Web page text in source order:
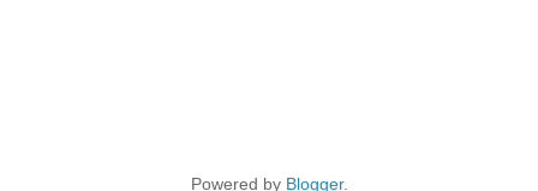
Powered by Blogger.